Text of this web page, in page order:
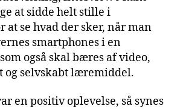
at sidde helt stille i
at se hvad der sker, når man
smartphones i en
også skal bæres af video,
og selvskabt læremiddel.
en positiv oplevelse, så synes